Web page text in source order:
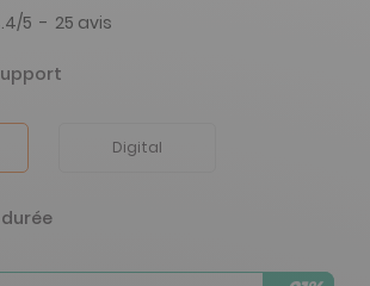
/5 - 25 avis
Digital